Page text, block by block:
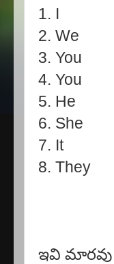
1. I
2. We
3. You
4. You
5. He
6. She
7. It
8. They
ఇవి మారవు